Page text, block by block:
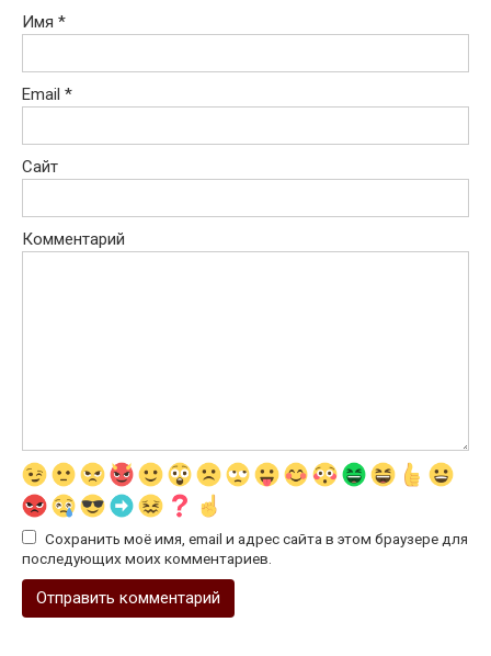
Имя *
Email *
Сайт
Комментарий
Сохранить моё имя, email и адрес сайта в этом браузере для
последующих моих комментариев.